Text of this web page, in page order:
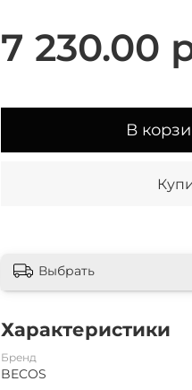
7 230.00
В
Выбрать
Характеристики
Бренд
BECOS